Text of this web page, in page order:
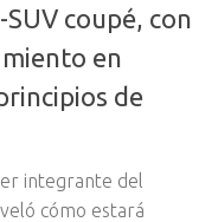
coupé, con
en
de
integrante del
cómo estará